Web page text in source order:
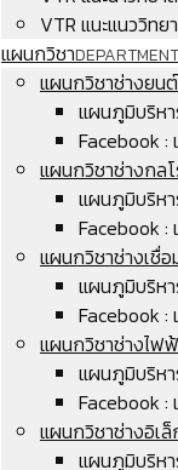
VTR แนะแนววิทย
แผนกวิชาDEPARTMENT
แผนกวิชาช่างยนต์
แผนภูมิบริห
Facebook :
แผนกวิชาช่างกล
แผนภูมิบริห
Facebook :
แผนกวิชาช่างเชื่อ
แผนภูมิบริหา
Facebook :
แผนกวิชาช่างไฟ
แผนภูมิบริห
Facebook :
แผนกวิชาช่างอิเ
แผนภูมิบริห